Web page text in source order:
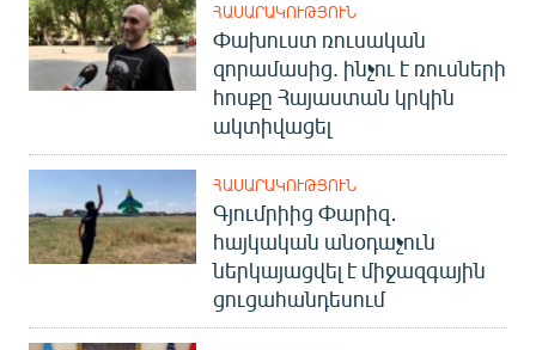
ՀԱՍԱՐԱԿՈՒԹՅՈՒՆ
Փախուստ ռուսական
զորամասից. ինչու է ռուսների
հոսքը Հայաստան կրկին
ակտիվացել
ՀԱՍԱՐԱԿՈՒԹՅՈՒՆ
Գյումրիից Փարիզ․
հայկական անօդաչուն
ներկայացվել է միջազգային
ցուցահանդեսում